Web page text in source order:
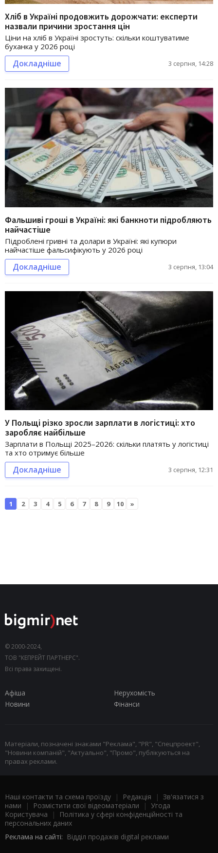
Хліб в Україні продовжить дорожчати: експерти
назвали причини зростання цін
Ціни на хліб в Україні зростуть: скільки коштуватиме
буханка у 2026 році
Докладніше 3 серпня, 14:28
Фальшиві гроші в Україні: які банкноти підробляють
найчастіше
Підроблені гривні та долари в Україні: які купюри
найчастіше фальсифікують у 2026 році
Докладніше 3 серпня, 13:04
У Польщі різко зросли зарплати в логістиці: хто
заробляє найбільше
Зарплати в Польщі 2025–2026: скільки платять у логістиці
та хто отримує більше
Докладніше 3 серпня, 12:31
1 2 3 4 5 6 7 8 9 10 »
© 2000-2024,
ТОВ "КЕПРЕЙТ ПАРТНЕРС".
Всі права захищені.
Афіша
Нерухомість
Новини
Фінанси
Матеріали, позначені знаками "Реклама", "PR", "Спецпроект",
"Новини компаній", "Актуально", "Промо", публікуються на
правах реклами.
Наші контакти та схема проїзду | Редакція | Зв'язатися з
нами | Розмістити свої відеоматеріали | Угода
Користувача |
Політика у сфері конфіденційності та
персональних даних
Реклама на сайті: Відділ продажів digital реклами